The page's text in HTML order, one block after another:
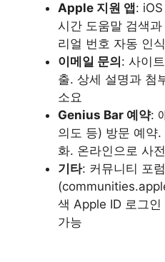
Apple 지원 앱 :
시간 도움말 검색
리얼 번호 자동 인
이메일 문의 : 사이
출. 상세 설명과 첨
소요
Genius Bar 예약:
의도 등) 방문 예약
화. 온라인으로 사
기타: 커뮤니티 포럼
색 Apple ID 로그
가능